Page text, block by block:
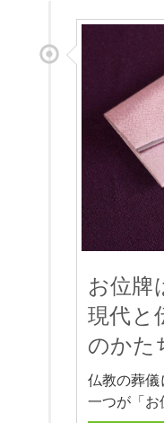
お位牌
現代と
のかた
仏教の葬
一つが「お